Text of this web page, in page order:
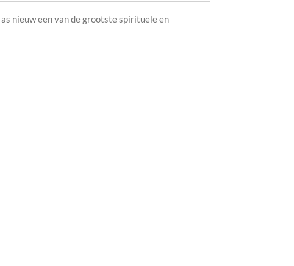
nieuw een van de grootste spirituele en